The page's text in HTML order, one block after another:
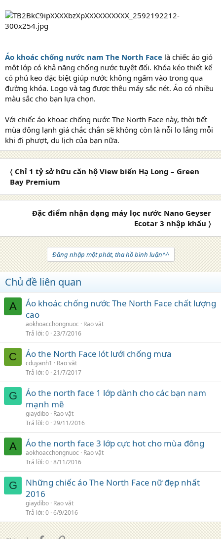
Áo khoác chống nước nam The North Face là chiếc áo gió
một lớp có khả năng chống nước tuyệt đối. Khóa kéo thiết kế
có phủ keo đặc biệt giúp nước không ngấm vào trong qua
đường khóa. Logo và tag được thêu máy sắc nét. Áo có nhiều
màu sắc cho bạn lựa chọn.
Với chiếc áo khoac chống nước The North Face này, thời tiết
mùa đông lạnh giá chắc chắn sẽ không còn là nỗi lo lắng mỗi
khi đi phượt, du lịch của bạn nữa.
〈 Chỉ 1 tỷ sở hữu căn hộ View biển Hạ Long – Green
Bay Premium
Đặc điểm nhận dạng máy lọc nước Nano Geyser
Ecotar 3 nhập khẩu 〉
Đăng nhập một phát, tha hồ bình luận^^
Chủ đề liên quan
A
Áo khoác chống nước The North Face chất lượng
cao
aokhoacchongnuoc
Rao vặt
Trả lời 0 23/7/2016
C Áo the North Face lót lưới chống mưa
cduyanh1
Rao vặt
Trả lời 0 21/7/2017
G
Áo the north face 1 lớp dành cho các bạn nam
mạnh mẽ
giaydibo Rao vặt
Trả lời 0 29/11/2016
A Áo the north face 3 lớp cực hot cho mùa đông
aokhoacchongnuoc
Rao vặt
Trả lời 0 8/11/2016
G
Những chiếc áo The North Face nữ đẹp nhất
2016
giaydibo Rao vặt
Trả lời 0 6/9/2016